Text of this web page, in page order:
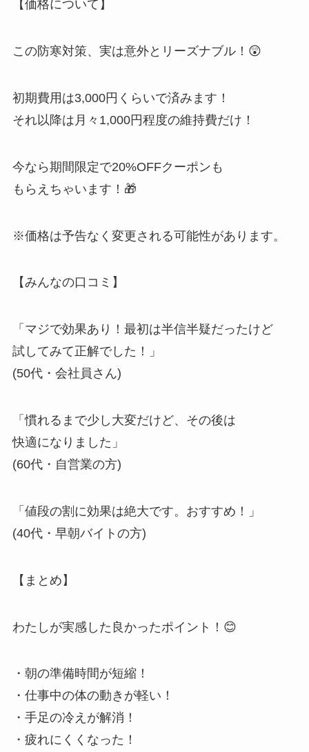
【価格について】
この防寒対策、実は意外とリーズナブル！😲
初期費用は3,000円くらいで済みます！
それ以降は月々1,000円程度の維持費だけ！
今なら期間限定で20%OFFクーポンも
もらえちゃいます！🎁
※価格は予告なく変更される可能性があります。
【みんなの口コミ】
「マジで効果あり！最初は半信半疑だったけど
試してみて正解でした！」
(50代・会社員さん)
「慣れるまで少し大変だけど、その後は
快適になりました」
(60代・自営業の方)
「値段の割に効果は絶大です。おすすめ！」
(40代・早朝バイトの方)
【まとめ】
わたしが実感した良かったポイント！😊
・朝の準備時間が短縮！
・仕事中の体の動きが軽い！
・手足の冷えが解消！
・疲れにくくなった！